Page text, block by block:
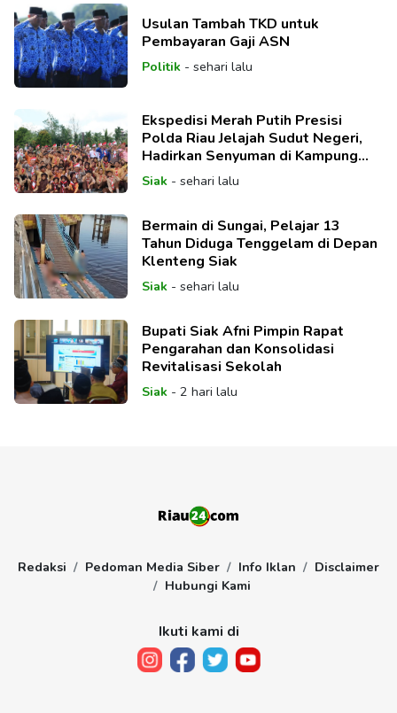
Usulan Tambah TKD untuk
Pembayaran Gaji ASN
Politik- sehari lalu
Ekspedisi Merah Putih Presisi
Polda Riau Jelajah Sudut Negeri,
Hadirkan Senyuman di Kampung
Teluk Lanus
Siak- sehari lalu
Bermain di Sungai, Pelajar 13
Tahun Diduga Tenggelam di Depan
Klenteng Siak
Siak- sehari lalu
Bupati Siak Afni Pimpin Rapat
Pengarahan dan Konsolidasi
Revitalisasi Sekolah
Siak- 2 hari lalu
Redaksi Pedoman Media Siber Info Iklan
Disclaimer
Hubungi Kami
Ikuti kami di